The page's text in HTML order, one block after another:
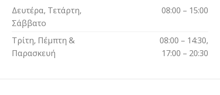
Δευτέρα, Τετάρτη,
Σάββατο
08:00 – 15:00
Τρίτη, Πέμπτη &
Παρασκευή
08:00 – 14:30,
17:00 – 20:30